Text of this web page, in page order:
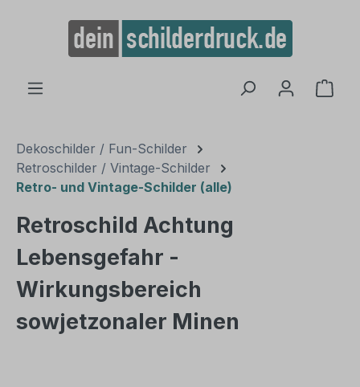
springen
Dekoschilder / Fun-Schilder
Retroschilder / Vintage-Schilder
Retro- und Vintage-Schilder (alle)
Retroschild Achtung
Lebensgefahr -
Wirkungsbereich
sowjetzonaler Minen